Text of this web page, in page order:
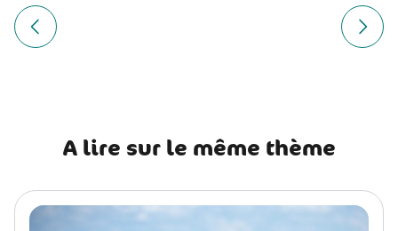
Navigation
de
Article précédent Mon chien fait pipi partout : commentArticle
A lire sur le même thème